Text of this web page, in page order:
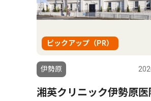
ピックアップ（PR）
伊勢原
湘英クリニック伊勢原